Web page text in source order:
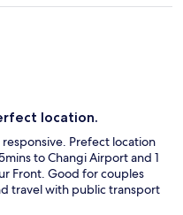
location.
Prefect location
to Changi Airport and 1
Front. Good for couples
travel with public transport